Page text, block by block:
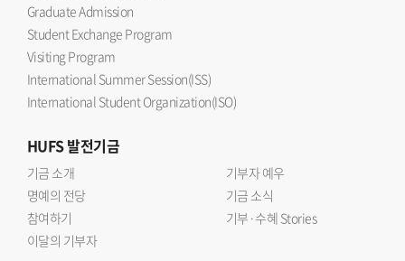
Graduate Admission
Student Exchange Program
Visiting Program
International Summer Session(ISS)
International Student Organization(ISO)
HUFS발전기금
기금 소개
기부자 예우
명예의 전당
기금 소식
참여하기
기부·수혜 Stories
이달의 기부자